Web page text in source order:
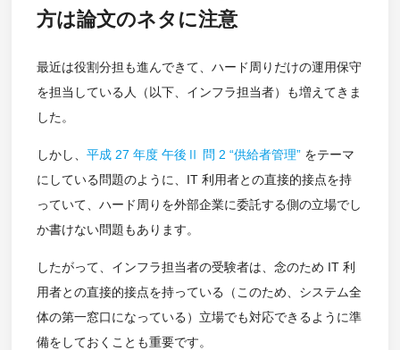
方は論文のネタに注意
最近は役割分担も進んできて、ハード周りだけの運用保守
を担当している人（以下、インフラ担当者）も増えてきま
した。
しかし、 平成 27 年度 午後Ⅱ 問 2 “供給者管理”をテーマ
にしている問題のように、IT 利用者との直接的接点を持
っていて、ハード周りを外部企業に委託する側の立場でし
か書けない問題もあります。
したがって、インフラ担当者の受験者は、念のため IT 利
用者との直接的接点を持っている（このため、システム全
体の第一窓口になっている）立場でも対応できるように準
備をしておくことも重要です。